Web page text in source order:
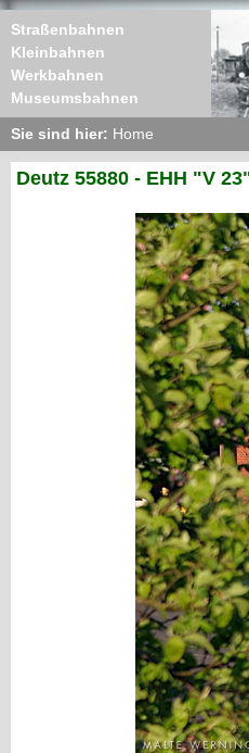
Straßenbahnen
Kleinbahnen
Werkbahnen
Museumsbahnen
Sie sind hier: Home
Deutz 55880 - EHH "V